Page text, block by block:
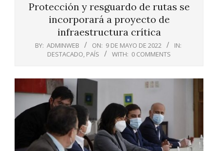
Protección y resguardo de rutas se
incorporará a proyecto de
infraestructura crítica
BY: ADMINWEB ON: 9 DE MAYO DE 2022
IN:
DESTACADO, PAÍS WITH: 0 COMMENTS